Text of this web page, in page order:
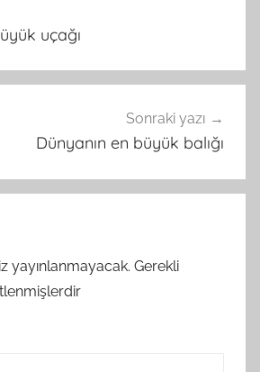
uçağı
Sonraki yazı
Dünyanın en büyük balığı
yayınlanmayacak. Gerekli